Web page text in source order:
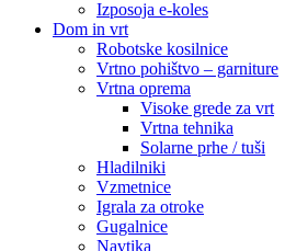
Izposoja e-koles
Dom in vrt
Robotske kosilnice
Vrtno pohištvo – garniture
Vrtna oprema
Visoke grede za vrt
Vrtna tehnika
Solarne prhe / tuši
Hladilniki
Vzmetnice
Igrala za otroke
Gugalnice
Navtika